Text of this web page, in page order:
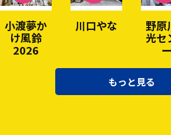
小渡夢か
け風鈴
2026
川口やな
野原
光セ
ー
もっと見る